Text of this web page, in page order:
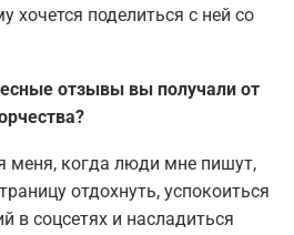
хочется поделиться с ней со
отзывы вы получали от
меня, когда люди мне пишут,
отдохнуть, успокоиться
в соцсетях и насладиться